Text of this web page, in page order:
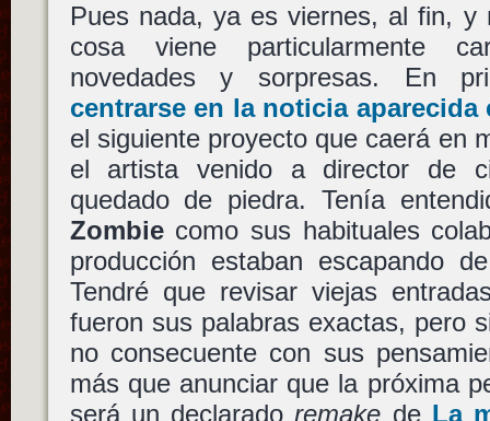
Pues nada, ya es viernes, al fin, y
cosa viene particularmente
novedades y sorpresas. En
centrarse en la noticia aparecida
el siguiente proyecto que caerá en
el artista venido a director de
quedado de piedra. Tenía
Zombiecomo sus habituales
producción estaban escapando
Tendré que revisar viejas
fueron sus palabras exactas, pero
no consecuente con sus
más que anunciar que la próxima
será un declaradoremake de La